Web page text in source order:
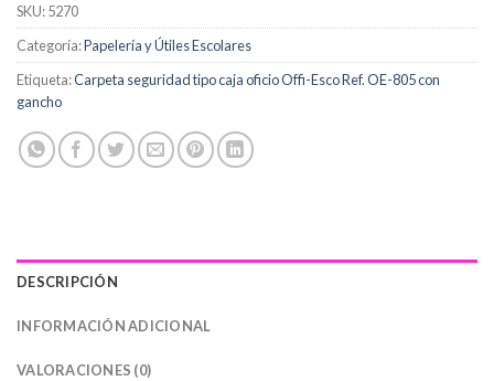
SKU:5270
Categoría:Papelería y Útiles Escolares
Etiqueta:Carpeta seguridad tipo caja oficio Offi-Esco Ref. OE-805 con
gancho
DESCRIPCIÓN
INFORMACIÓN ADICIONAL
VALORACIONES (0)